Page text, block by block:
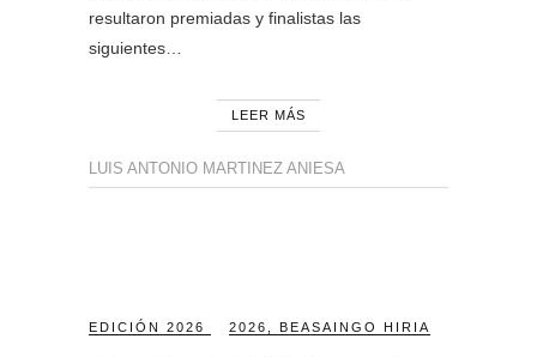
resultaron premiadas y finalistas las
siguientes…
LEER MÁS
LUIS ANTONIO MARTINEZ ANIESA
EDICIÓN 2026 2026 BEASAINGO HIRIA